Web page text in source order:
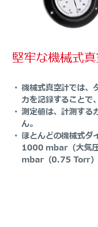
堅牢な機械式
機械式真空計では、
力を記録することで
測定値は、計測する
ん。
ほとんどの機械式ダ
1000 mbar（大気
mbar（0.75 Torr）